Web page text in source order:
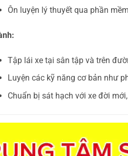
Ôn luyện lý thuyết qua phần
Tập lái xe tại sân tập và trên
Luyện các kỹ năng cơ bản như
Chuẩn bị sát hạch với xe đời